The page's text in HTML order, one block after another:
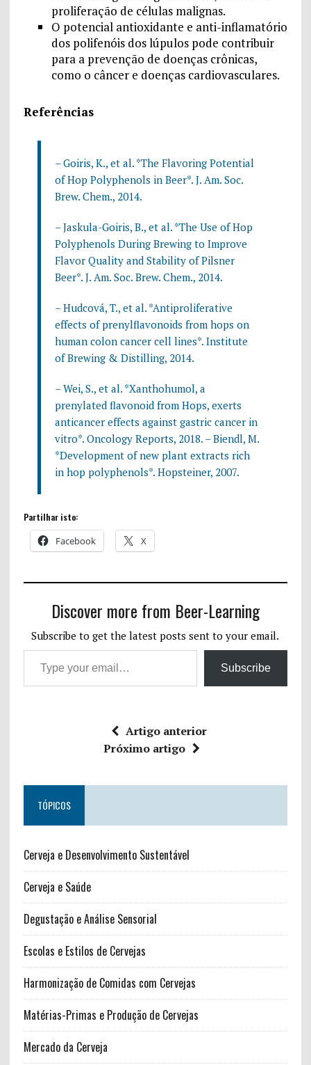
proliferação de células malignas.
O potencial antioxidante e anti-inflamatório
dos polifenóis dos lúpulos pode contribuir
para a prevenção de doenças crônicas,
como o câncer e doenças cardiovasculares.
Referências
– Goiris, K., et al. *The Flavoring Potential
of Hop Polyphenols in Beer*. J. Am. Soc.
Brew. Chem., 2014.
– Jaskula-Goiris, B., et al. *The Use of Hop
Polyphenols During Brewing to Improve
Flavor Quality and Stability of Pilsner
Beer*. J. Am. Soc. Brew. Chem., 2014.
– Hudcová, T., et al. *Antiproliferative
effects of prenylflavonoids from hops on
human colon cancer cell lines*. Institute
of Brewing & Distilling, 2014.
– Wei, S., et al. *Xanthohumol, a
prenylated flavonoid from Hops, exerts
anticancer effects against gastric cancer in
vitro*. Oncology Reports, 2018. – Biendl, M.
*Development of new plant extracts rich
in hop polyphenols*. Hopsteiner, 2007.
Partilhar isto:
Facebook X
Discover more from Beer-Learning
Subscribe to get the latest posts sent to your email.
Subscribe
Artigo anterior
Próximo artigo
TÓPICOS
Cerveja e Desenvolvimento Sustentável
Cerveja e Saúde
Degustação e Análise Sensorial
Escolas e Estilos de Cervejas
Harmonização de Comidas com Cervejas
Matérias-Primas e Produção de Cervejas
Mercado da Cerveja